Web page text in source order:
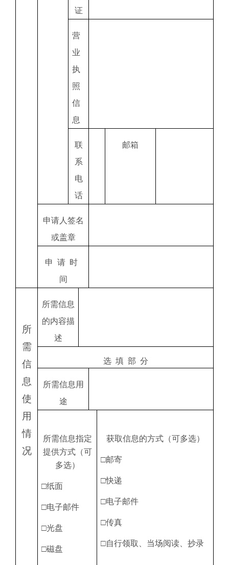
证
营
业
执
照
信
息
联
系
电
话
邮箱
申请人签名
或盖章
申 请 时
间
所
需
信
息
使
用
情
况
所需信息
的内容描
述
选 填 部 分
所需信息用
途
所需信息指定
提供方式（可
多选）
□纸面
□电子邮件
□光盘
□磁盘
获取信息的方式（可多选）
□邮寄
□快递
□电子邮件
□传真
□自行领取、当场阅读、抄录